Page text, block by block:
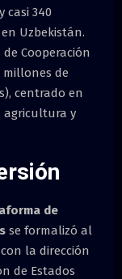
casi 340
Uzbekistán.
Cooperación
millones de
centrado en
agricultura y
de
se formalizó al
la dirección
de Estados